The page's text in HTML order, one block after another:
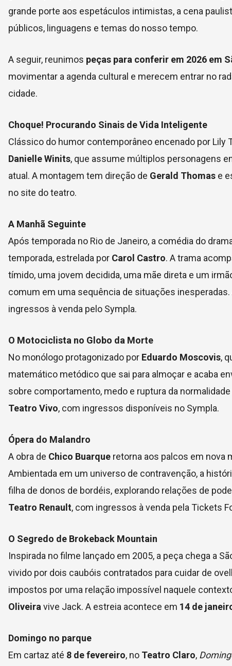
grande porte aos espetáculos intimistas, a cena
públicos, linguagens e temas do nosso tempo.
A seguir, reunimos peças para conferir em 2026 em
movimentar a agenda cultural e merecem entrar no
cidade.
Choque! Procurando Sinais de Vida Inteligente
Clássico do humor contemporâneo encenado por Lily
Danielle Winits, que assume múltiplos personagens
atual. A montagem tem direção de Gerald Thomas e
no site do teatro.
A Manhã Seguinte
Após temporada no Rio de Janeiro, a comédia do
temporada, estrelada por Carol Castro. A trama
tímido, uma jovem decidida, uma mãe direta e um
comum em uma sequência de situações
ingressos à venda pelo Sympla.
O Motociclista no Globo da Morte
No monólogo protagonizado por Eduardo Moscovis,
matemático metódico que sai para almoçar e acaba
sobre comportamento, medo e ruptura da
Teatro Vivo, com ingressos disponíveis no Sympla.
Ópera do Malandro
A obra de Chico Buarque retorna aos palcos em nova
Ambientada em um universo de contravenção, a
filha de donos de bordéis, explorando relações de
Teatro Renault, com ingressos à venda pela Tickets
O Segredo de Brokeback Mountain
Inspirada no filme lançado em 2005, a peça chega a
vivido por dois caubóis contratados para cuidar de
impostos por uma relação impossível naquele
Oliveira vive Jack. A estreia acontece em 14 de
Domingo no parque
Em cartaz até 8 de fevereiro, no Teatro Claro,